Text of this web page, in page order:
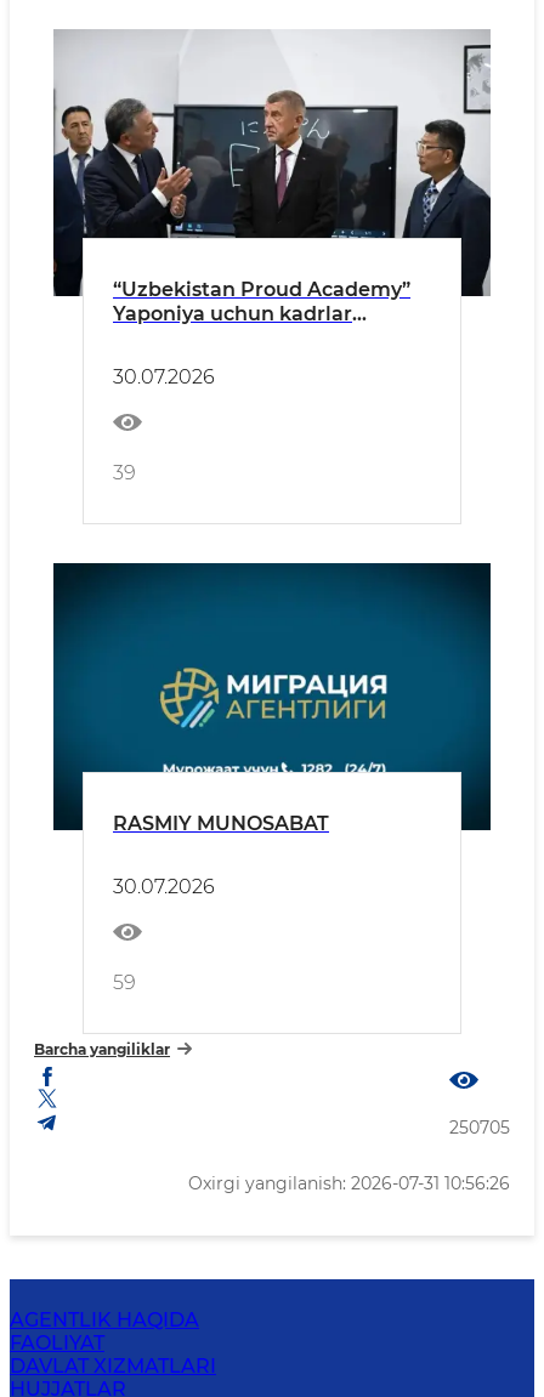
“Uzbekistan Proud Academy”
Yaponiya uchun kadrlar
sazovor bo‘ldi
30.07.2026
39
RASMIY MUNOSABAT
30.07.2026
59
Barcha yangiliklar
250705
Oxirgi yangilanish: 2026-07-31 10:56:26
AGENTLIK HAQIDA
FAOLIYAT
DAVLAT XIZMATLARI
HUJJATLAR